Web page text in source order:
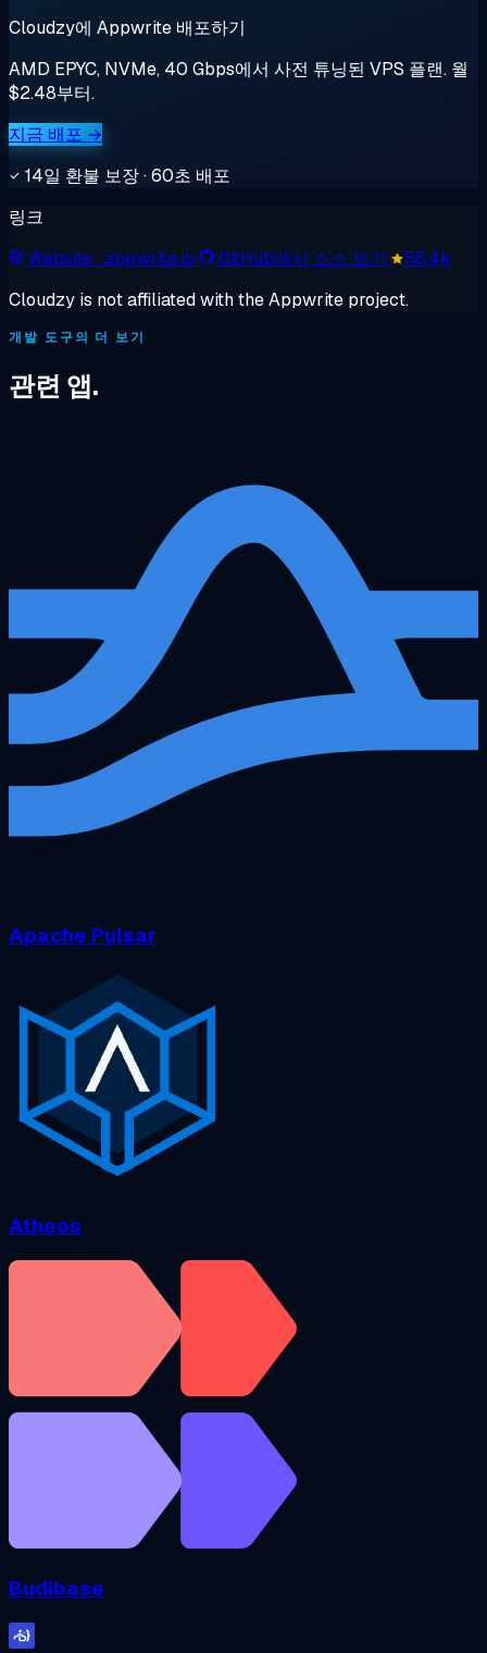
Cloudzy에 Appwrite 배포하기
AMD EPYC, NVMe, 40 Gbps에서 사전 튜닝된 VPS 플랜. 월
$2.48부터.
지금 배포 →
14일 환불 보장 · 60초 배포
링크
Website· appwrite.io GitHub에서 소스 보기
56.4k
Cloudzy is not affiliated with the Appwrite project.
개발 도구의 더 보기
관련 앱.
Apache Pulsar
Atheos
Budibase